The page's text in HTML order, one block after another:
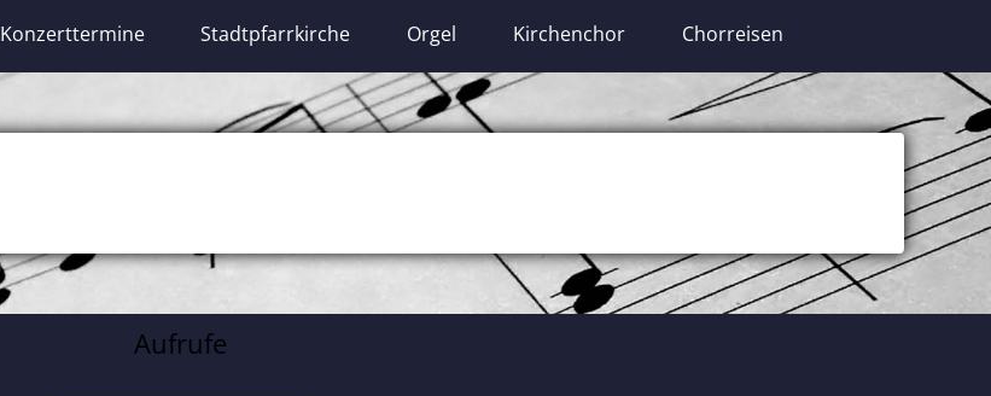
Konzerttermine Stadtpfarrkirche Orgel Kirchenchor Chorreisen
Aufrufe